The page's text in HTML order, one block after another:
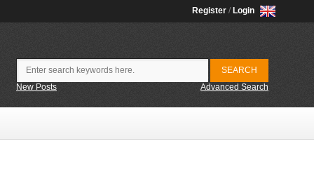
Register / Login
New Posts Advanced Search